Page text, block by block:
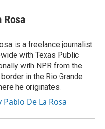
Rosa
is a freelance journalist
with Texas Public
with NPR from the
in the Rio Grande
he originates.
De La Rosa